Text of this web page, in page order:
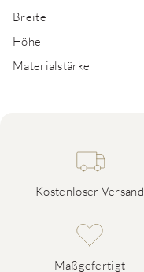
Breite
Höhe
Materialstärke
Kostenloser Versand
Maßgefertigt